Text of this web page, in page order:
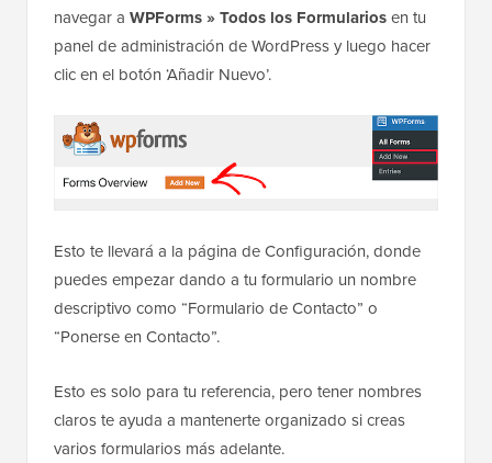
navegar a WPForms » Todos los Formulariosen tu
panel de administración de WordPress y luego hacer
clic en el botón ‘Añadir Nuevo’.
Esto te llevará a la página de Configuración, donde
puedes empezar dando a tu formulario un nombre
descriptivo como “Formulario de Contacto” o
“Ponerse en Contacto”.
Esto es solo para tu referencia, pero tener nombres
claros te ayuda a mantenerte organizado si creas
varios formularios más adelante.